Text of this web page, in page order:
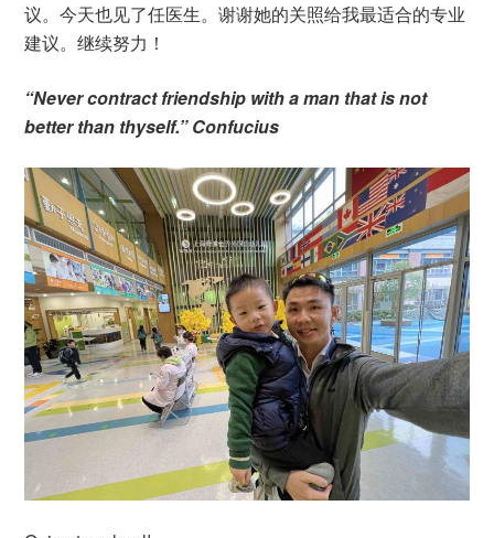
议。今天也见了任医生。谢谢她的关照给我最适合的专业
建议。继续努力！
“Never contract friendship with a man that is not
better than thyself.” Confucius